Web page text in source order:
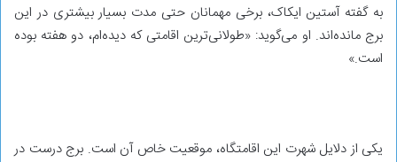
به گفته آستین ایکاک، برخی مهمانان حتی مدت بسیار بیشتری در این
برج مانده‌اند. او می‌گوید: «طولانی‌ترین اقامتی که دیده‌ام، دو هفته بوده
است.»
یکی از دلایل شهرت این اقامتگاه، موقعیت خاص آن است. برج درست در